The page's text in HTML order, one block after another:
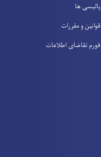
پالیسی ها
قوانین و مقررات
فورم تقاضای اطلاعات